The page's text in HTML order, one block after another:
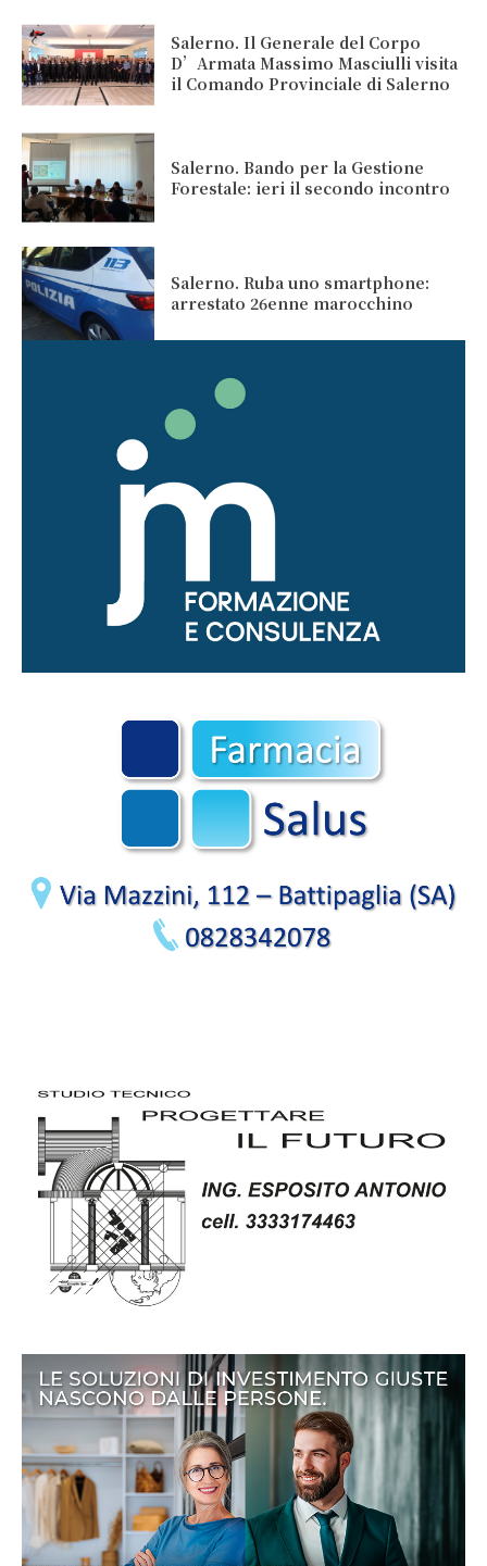
Salerno. Il Generale del Corpo
D’Armata Massimo Masciulli visita
il Comando Provinciale di Salerno
Salerno. Bando per la Gestione
Forestale: ieri il secondo incontro
Salerno. Ruba uno smartphone:
arrestato 26enne marocchino